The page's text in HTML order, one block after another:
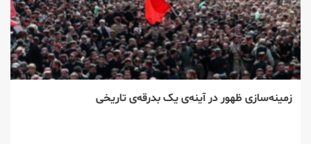
زمینه‌سازی ظهور در آینه‌ی یک بدرقه‌ی تاریخی